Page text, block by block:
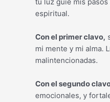
espiritual.
Con el primer clavo,
mi mente y mi alma.
malintencionadas.
Con el segundo
emocionales, y